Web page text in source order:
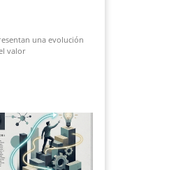
una evolución
valor